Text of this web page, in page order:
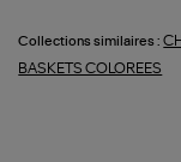
Collections similaires :
BASKETS COLOREES